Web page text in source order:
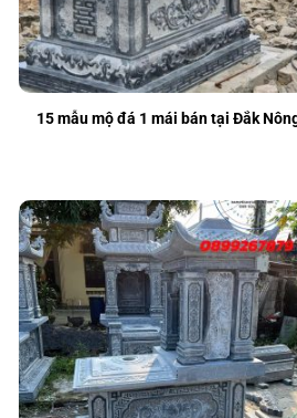
15 mẫu mộ đá 1 mái bán tại Đắk